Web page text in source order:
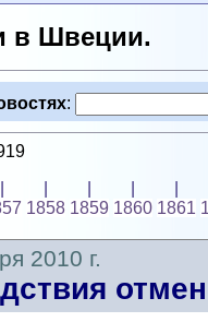
в Швеции.
:
1858 1859 1860 1861
2010 г.